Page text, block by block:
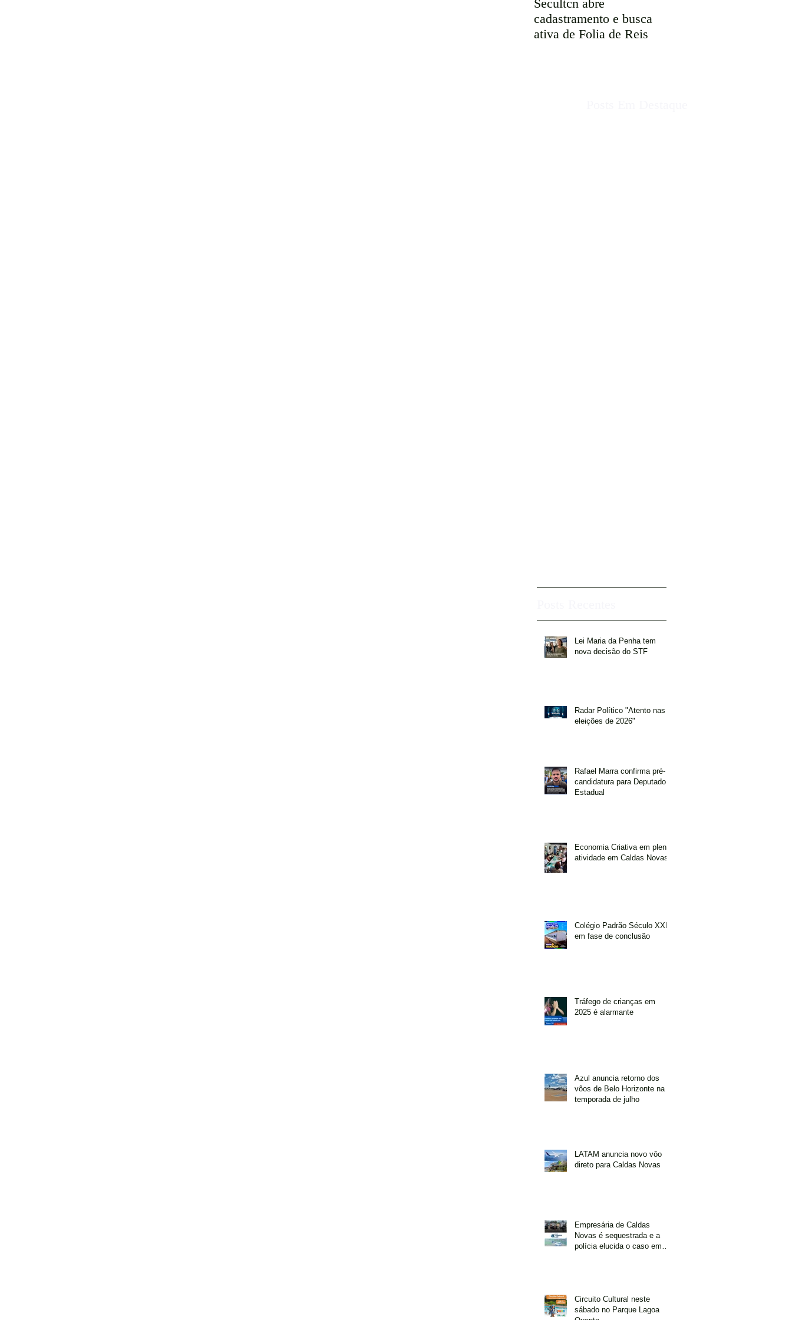
Secultcn abre
cadastramento e busca
ativa de Folia de Reis
Lei Maria da Penha tem
nova decisão do STF
Radar Político "Atento nas
eleições de 2026"
Rafael Marra confirma pré-
candidatura para Deputado
Estadual
Economia Criativa em plena
atividade em Caldas Novas
Colégio Padrão Século XXI
em fase de conclusão
Tráfego de crianças em
2025 é alarmante
Azul anuncia retorno dos
vôos de Belo Horizonte na
temporada de julho
LATAM anuncia novo vôo
direto para Caldas Novas
Empresária de Caldas
Novas é sequestrada e a
polícia elucida o caso em
Circuito Cultural neste
sábado no Parque Lagoa